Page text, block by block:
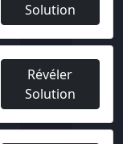
Solution
Révéler
Solution